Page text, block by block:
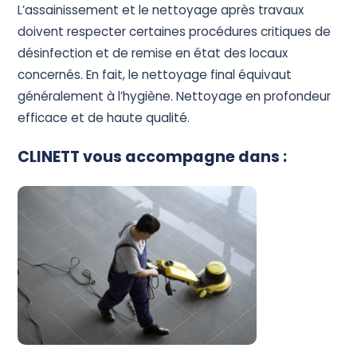
L’assainissement et le nettoyage après travaux
doivent respecter certaines procédures critiques de
désinfection et de remise en état des locaux
concernés. En fait, le nettoyage final équivaut
généralement à l’hygiène. Nettoyage en profondeur
efficace et de haute qualité.
CLINETT vous accompagne dans :